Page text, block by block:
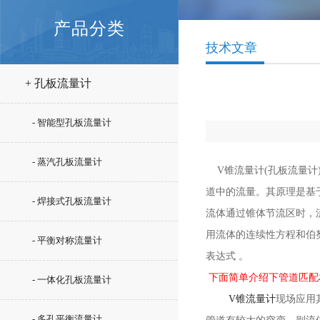
产品分类
+ 孔板流量计
- 智能型孔板流量计
- 蒸汽孔板流量计
- 焊接式孔板流量计
- 平衡对称流量计
- 一体化孔板流量计
技术文章
V锥流量计(孔板流量
道中的流量。其原理是基
流体通过锥体节流区时，
用流体的连续性方程和
表达式 。
下面简单介绍下管道匹
V锥流量计现场应用